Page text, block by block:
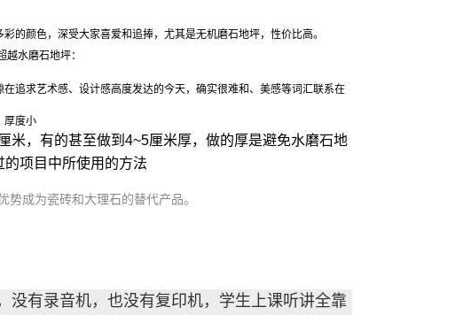
的颜色，深受大家喜爱和追捧，尤其是无机磨石地坪，性价比高。
越水磨石地坪：
追求艺术感、设计感高度发达的今天，确实很难和、美感等词汇联系在
厚度小
米，有的甚至做到4~5厘米厚，做的厚是避免水磨石地
项目中所使用的方法
成为瓷砖和大理石的替代产品。
没有录音机，也没有复印机，学生上课听讲全靠